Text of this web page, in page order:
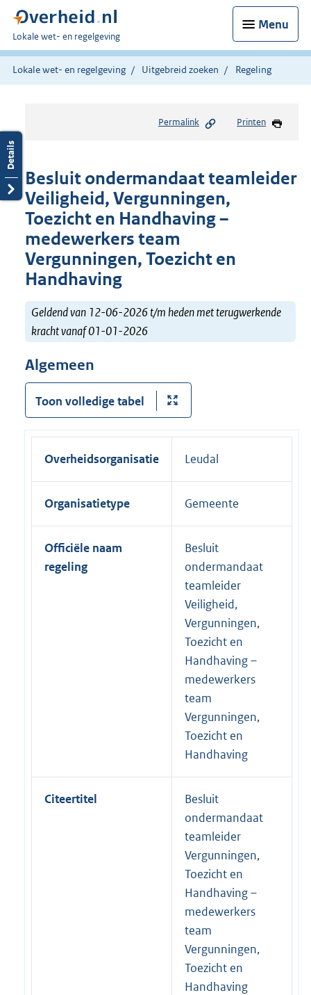
Menu
U
bent
hier:
Lokale wet- en regelgeving
Lokale wet- en regelgeving Uitgebreid zoeken Regeling
Permalink Printen
Besluit ondermandaat teamleider
Veiligheid, Vergunningen,
Toezicht en Handhaving –
medewerkers team
Vergunningen, Toezicht en
Handhaving
Geldend van 12-06-2026 t/m heden met terugwerkende
kracht vanaf 01-01-2026
Algemeen
Toon volledige tabel
Overheidsorganisatie Leudal
Organisatietype Gemeente
Officiële naam
regeling
Besluit
ondermandaat
teamleider
Veiligheid,
Vergunningen,
Toezicht en
Handhaving –
medewerkers
team
Vergunningen,
Toezicht en
Handhaving
Citeertitel
Besluit
ondermandaat
teamleider
Vergunningen,
Toezicht en
Handhaving –
medewerkers
team
Vergunningen,
Toezicht en
Handhaving